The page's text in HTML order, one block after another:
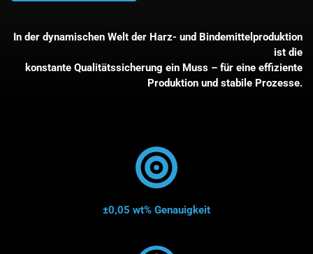
In der dynamischen Welt der Harz- und Bindemittelproduktion
ist die
konstante Qualitätssicherung ein Muss – für eine effiziente
Produktion und stabile Prozesse.
±0,05 wt% Genauigkeit